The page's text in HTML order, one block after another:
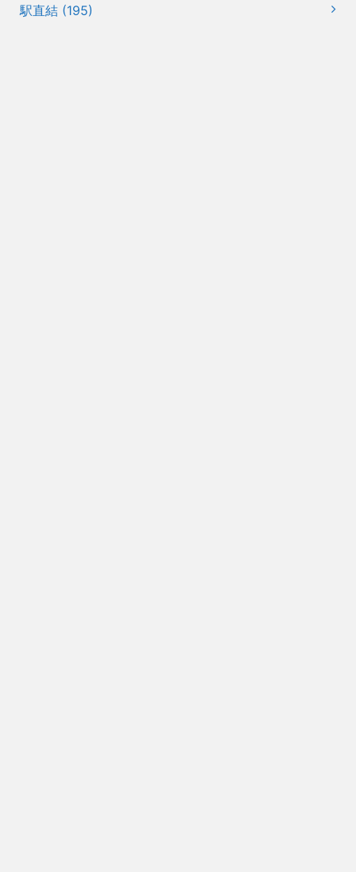
駅直結 (195)